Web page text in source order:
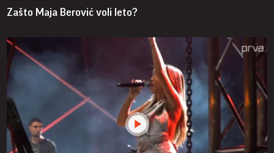
Zašto Maja Berović voli leto?